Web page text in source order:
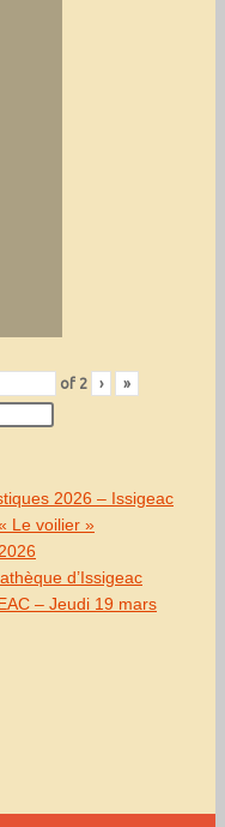
of 2 › »
2026 – Issigeac
Le voilier »
d’Issigeac
– Jeudi 19 mars